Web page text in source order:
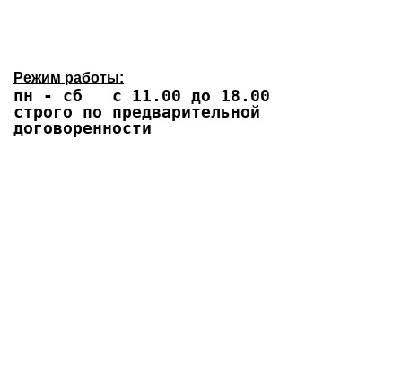
Режим работы:
пн - сб с 11.00 до 18.00
строго по предварительной
договоренности